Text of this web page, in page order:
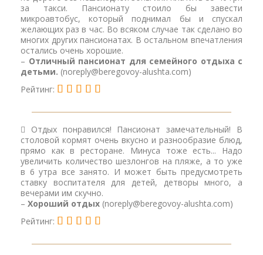
за такси. Пансионату стоило бы завести
микроавтобус, который поднимал бы и спускал
желающих раз в час. Во всяком случае так сделано во
многих других пансионатах. В остальном впечатления
остались очень хорошие.
– Отличный пансионат для семейного отдыха с
детьми. (noreply@beregovoy-alushta.com)
Рейтинг:
Отдых понравился! Пансионат замечательный! В
столовой кормят очень вкусно и разнообразие блюд,
прямо как в ресторане. Минуса тоже есть... Надо
увеличить количество шезлонгов на пляже, а то уже
в 6 утра все занято. И может быть предусмотреть
ставку воспитателя для детей, детворы много, а
вечерами им скучно.
– Хороший отдых (noreply@beregovoy-alushta.com)
Рейтинг: